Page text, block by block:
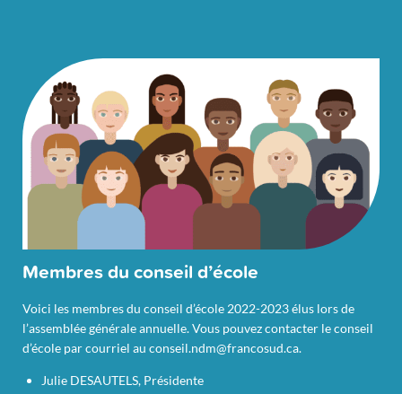
Membres du conseil d’école
Voici les membres du conseil d’école 2022-2023 élus lors de
l’assemblée générale annuelle. Vous pouvez contacter le conseil
d’école par courriel au conseil.ndm@francosud.ca.
Julie DESAUTELS, Présidente